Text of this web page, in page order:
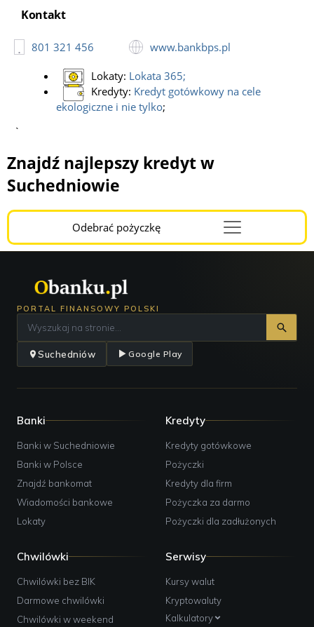
Adres:
Adres: Kielecka 5a;
Kontakt
801 321 456 www.bankbps.pl
Lokaty: Lokata 365;
Kredyty: Kredyt gotówkowy na cele
ekologiczne i nie tylko;
`
Znajdź najlepszy kredyt w
Suchedniowie
Odebrać pożyczkęMenu
Burger
PORTAL FINANSOWY POLSKI
Suchedniów Google Play
Banki
Banki w Suchedniowie
Banki w Polsce
Znajdź bankomat
Wiadomości bankowe
Lokaty
Kredyty
Kredyty gotówkowe
Pożyczki
Kredyty dla firm
Pożyczka za darmo
Pożyczki dla zadłużonych
Chwilówki
Chwilówki bez BIK
Darmowe chwilówki
Chwilówki w weekend
Serwisy
Kursy walut
Kryptowaluty
Kalkulatory